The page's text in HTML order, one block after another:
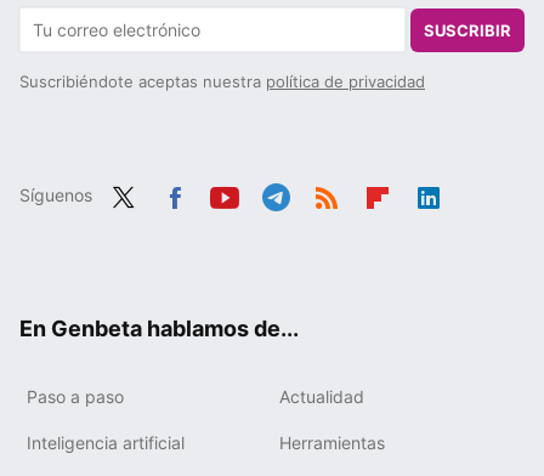
SUSCRIBIR
Suscribiéndote aceptas nuestra política de privacidad
Síguenos
En Genbeta hablamos de...
Paso a paso Actualidad
Inteligencia artificial Herramientas